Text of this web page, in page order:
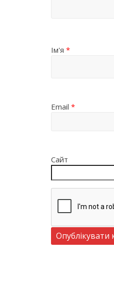
Ім'я *
Email *
Сайт